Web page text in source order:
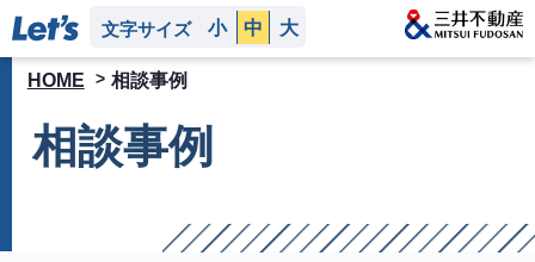
文字サイズ 小 中 大
HOME 相談事例
相談事例